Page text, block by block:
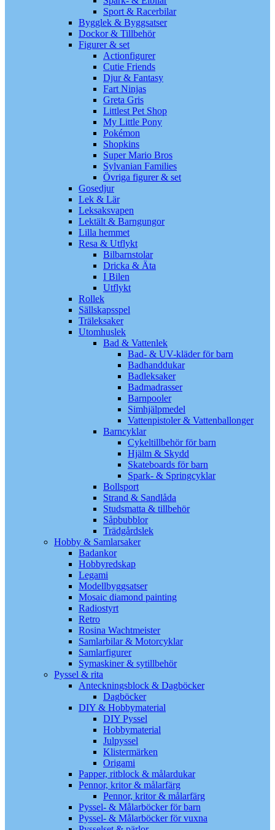
Sport & Racerbilar
Bygglek & Byggsatser
Dockor & Tillbehör
Figurer & set
Actionfigurer
Cutie Friends
Djur & Fantasy
Fart Ninjas
Greta Gris
Littlest Pet Shop
My Little Pony
Pokémon
Shopkins
Super Mario Bros
Sylvanian Families
Övriga figurer & set
Gosedjur
Lek & Lär
Leksaksvapen
Lektält & Barngungor
Lilla hemmet
Resa & Utflykt
Bilbarnstolar
Dricka & Äta
I Bilen
Utflykt
Rollek
Sällskapsspel
Träleksaker
Utomhuslek
Bad & Vattenlek
Bad- & UV-kläder för barn
Badhanddukar
Badleksaker
Badmadrasser
Barnpooler
Simhjälpmedel
Vattenpistoler & Vattenballonger
Barncyklar
Cykeltillbehör för barn
Hjälm & Skydd
Skateboards för barn
Spark- & Springcyklar
Bollsport
Strand & Sandlåda
Studsmatta & tillbehör
Såpbubblor
Trädgårdslek
Hobby & Samlarsaker
Badankor
Hobbyredskap
Legami
Modellbyggsatser
Mosaic diamond painting
Radiostyrt
Retro
Rosina Wachtmeister
Samlarbilar & Motorcyklar
Samlarfigurer
Symaskiner & sytillbehör
Pyssel & rita
Anteckningsblock & Dagböcker
Dagböcker
DIY & Hobbymaterial
DIY Pyssel
Hobbymaterial
Julpyssel
Klistermärken
Origami
Papper, ritblock & målardukar
Pennor, kritor & målarfärg
Pennor, kritor & målarfärg
Pyssel- & Målarböcker för barn
Pyssel- & Målarböcker för vuxna